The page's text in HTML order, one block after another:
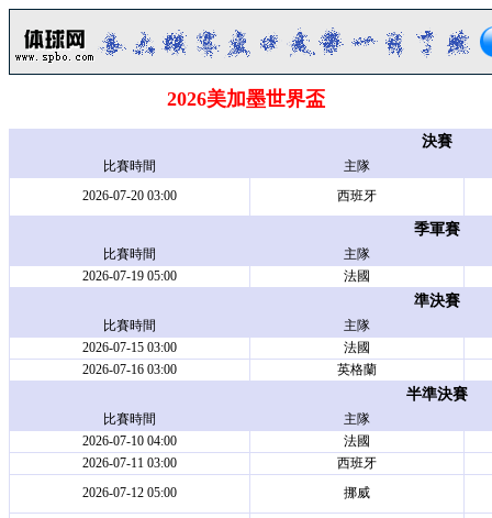
2026美加墨世界盃
決賽
比賽時間
主隊
2026-07-20 03:00
西班牙
季軍賽
比賽時間
主隊
2026-07-19 05:00
法國
準決賽
比賽時間
主隊
2026-07-15 03:00
法國
2026-07-16 03:00
英格蘭
半準決賽
比賽時間
主隊
2026-07-10 04:00
法國
2026-07-11 03:00
西班牙
2026-07-12 05:00
挪威